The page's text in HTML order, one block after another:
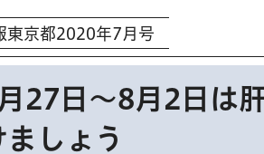
東京都2020年7月号
27日～8月2日は
ましょう